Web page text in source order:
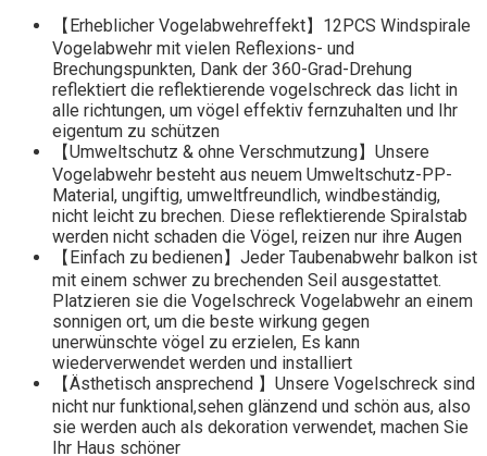
【Erheblicher Vogelabwehreffekt】12PCS Windspirale
Vogelabwehr mit vielen Reflexions- und
Brechungspunkten, Dank der 360-Grad-Drehung
reflektiert die reflektierende vogelschreck das licht in
alle richtungen, um vögel effektiv fernzuhalten und Ihr
eigentum zu schützen
【Umweltschutz & ohne Verschmutzung】Unsere
Vogelabwehr besteht aus neuem Umweltschutz-PP-
Material, ungiftig, umweltfreundlich, windbeständig,
nicht leicht zu brechen. Diese reflektierende Spiralstab
werden nicht schaden die Vögel, reizen nur ihre Augen
【Einfach zu bedienen】Jeder Taubenabwehr balkon ist
mit einem schwer zu brechenden Seil ausgestattet.
Platzieren sie die Vogelschreck Vogelabwehr an einem
sonnigen ort, um die beste wirkung gegen
unerwünschte vögel zu erzielen, Es kann
wiederverwendet werden und installiert
【Ästhetisch ansprechend 】Unsere Vogelschreck sind
nicht nur funktional,sehen glänzend und schön aus, also
sie werden auch als dekoration verwendet, machen Sie
Ihr Haus schöner